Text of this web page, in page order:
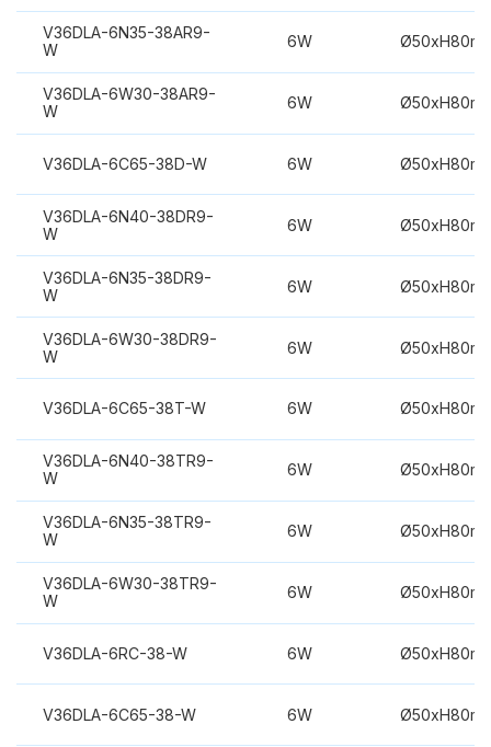
V36DLA-6N35-38AR9-
W
6W
V36DLA-6W30-38AR9-
W
6W
V36DLA-6C65-38D-W 6W
V36DLA-6N40-38DR9-
W
6W
V36DLA-6N35-38DR9-
W
6W
V36DLA-6W30-38DR9-
W
6W
V36DLA-6C65-38T-W 6W
V36DLA-6N40-38TR9-
W
6W
V36DLA-6N35-38TR9-
W
6W
V36DLA-6W30-38TR9-
W
6W
V36DLA-6RC-38-W 6W
V36DLA-6C65-38-W 6W